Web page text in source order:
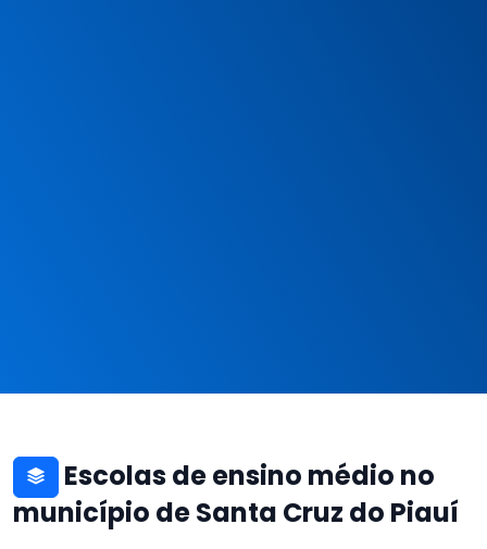
Escolas de ensino médio no
município de Santa Cruz do Piauí